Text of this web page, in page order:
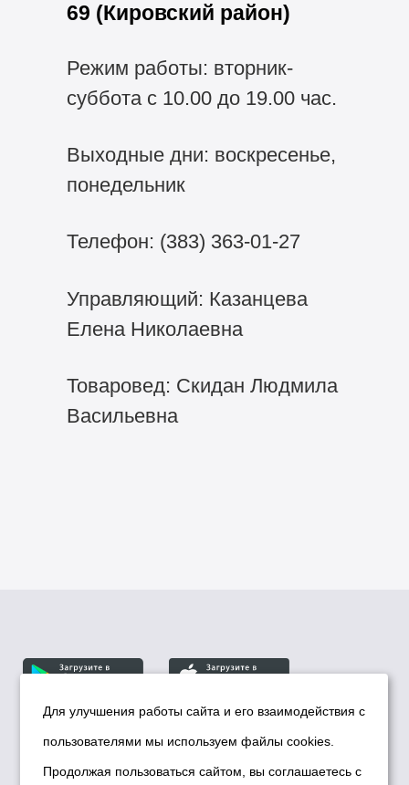
69 (Кировский район)
Режим работы: вторник-
суббота с 10.00 до 19.00 час.
Выходные дни: воскресенье,
понедельник
Телефон: (383) 363-01-27
Управляющий: Казанцева
Елена Николаевна
Товаровед: Скидан Людмила
Васильевна
© Департамент информационной политики мэрии
города Новосибирска, 2026
Для улучшения работы сайта и его взаимодействия с
пользователями мы используем файлы cookies.
Продолжая пользоваться сайтом, вы соглашаетесь с